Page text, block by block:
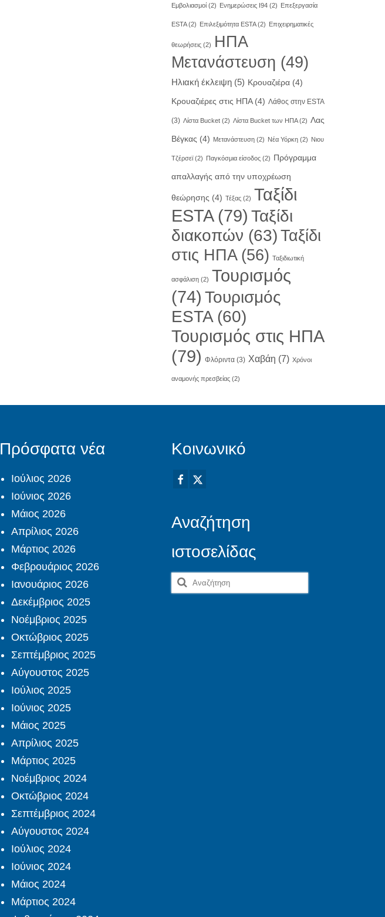
Εμβολιασμοί(2) Ενημερώσεις I94(2) Επεξεργασία
ESTA(2) Επιλεξιμότητα ESTA(2) Επιχειρηματικές
θεωρήσεις(2)
ΗΠΑ
Μετανάστευση (49)
Ηλιακή έκλειψη(5) Κρουαζιέρα(4)
Κρουαζιέρες στις ΗΠΑ(4) Λάθος στην ESTA
(3) Λίστα Bucket(2) Λίστα Bucket των ΗΠΑ(2) Λας
Βέγκας (4) Μετανάστευση(2) Νέα Υόρκη(2) Νιου
Τζέρσεϊ(2) Παγκόσμια είσοδος(2) Πρόγραμμα
απαλλαγής από την υποχρέωση
θεώρησης (4) Τέξας(2) Ταξίδι
ESTA(79) Ταξίδι
διακοπών (63)Ταξίδι
στις ΗΠΑ(56) Ταξιδιωτική
ασφάλιση(2) Τουρισμός
(74) Τουρισμός
ESTA(60)
Τουρισμός στις ΗΠΑ
(79) Φλόριντα(3) Χαβάη (7) Χρόνοι
αναμονής πρεσβείας(2)
Πρόσφατα νέα
Ιούλιος 2026
Ιούνιος 2026
Μάιος 2026
Απρίλιος 2026
Μάρτιος 2026
Φεβρουάριος 2026
Ιανουάριος 2026
Δεκέμβριος 2025
Νοέμβριος 2025
Οκτώβριος 2025
Σεπτέμβριος 2025
Αύγουστος 2025
Ιούλιος 2025
Ιούνιος 2025
Μάιος 2025
Απρίλιος 2025
Μάρτιος 2025
Νοέμβριος 2024
Οκτώβριος 2024
Σεπτέμβριος 2024
Αύγουστος 2024
Ιούλιος 2024
Ιούνιος 2024
Μάιος 2024
Μάρτιος 2024
Κοινωνικό
Αναζήτηση
ιστοσελίδας
Αναζήτηση
για: